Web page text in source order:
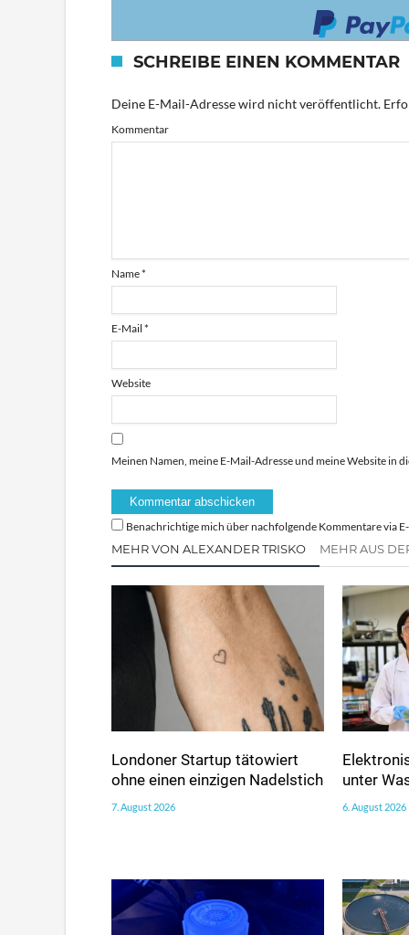
SCHREIBE EINEN KOMMENTAR
Deine E-Mail-Adresse wird nicht veröffentlicht.
Kommentar
Name*
E-Mail *
Website
Meinen Namen, meine E-Mail-Adresse und meine Website in
Benachrichtige mich über nachfolgende Kommentare via
MEHR VON ALEXANDER TRISKO MEHR AUS
Londoner Startup tätowiert
ohne einen einzigen Nadelstich
7. August 2026
unter
6. August 2026